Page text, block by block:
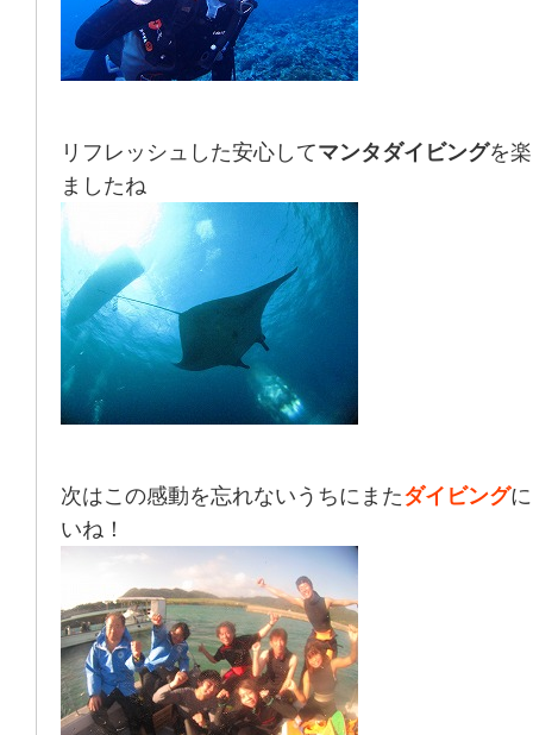
リフレッシュした安心してマンタダイビングを
ましたね
次はこの感動を忘れないうちにまたダイビング
いね！